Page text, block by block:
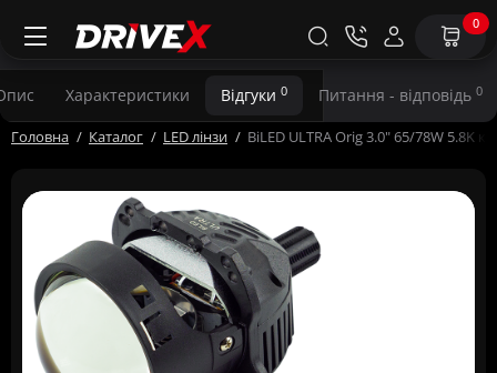
0
Головна Каталог LED лінзи BiLED ULTRA Orig 3.0" 65/78W 5.8K к-
Характеристики Відгуки 0 Питання - відповідь 0